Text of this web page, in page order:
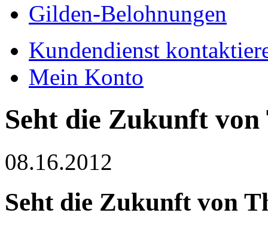
Gilden-Belohnungen
Kundendienst
Mein Konto
Seht die Zukunft
08.16.2012
Seht die Zukunft von